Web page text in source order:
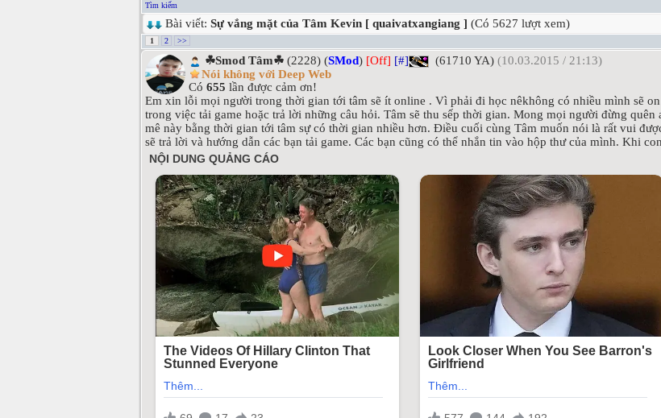
Tìm kiếm
Bài viết: Sự vắng mặt của Tâm Kevin [ quaivatxangiang ] (Có 5627 lượt xem)
1 2 >>
☘Smod Tâm☘ (2228) (SMod) [Off] [#] (61710 YA) (10.03.2015 / 21:13)
Nói không với Deep Web
Có 655 lần được cảm ơn!
Em xin lỗi mọi người trong thời gian tới tâm sẽ ít online . Vì phải đi học nêkhông có nhiều mình sẽ
trong việc tải game hoặc trả lời những câu hỏi. Tâm sẽ thu sếp thời gian. Mong mọi người đừng
mê này bằng thời gian tới tâm sự có thời gian nhiều hơn. Điều cuối cùng Tâm muốn nói là rất vui
sẽ trả lời và hướng dẫn các bạn tải game. Các bạn cũng có thể nhắn tin vào hộp thư của mình. Khi